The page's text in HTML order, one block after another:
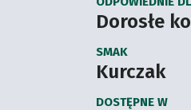
Dorosłe
SMAK
Kurczak
DOSTĘPNE W